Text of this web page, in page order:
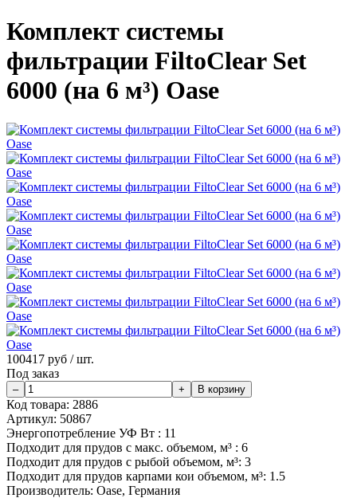
Комплект системы
фильтрации FiltoClear Set
6000 (на 6 м³) Oase
100417 руб / шт.
Под заказ
Код товара: 2886
Артикул: 50867
Энергопотребление УФ Вт : 11
Подходит для прудов с макс. объемом, м³ : 6
Подходит для прудов с рыбой объемом, м³: 3
Подходит для прудов карпами кои объемом, м³: 1.5
Производитель: Oase, Германия